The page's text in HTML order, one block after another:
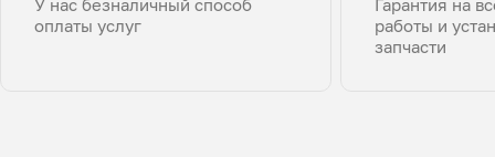
У нас безналичный способ
оплаты услуг
Гарантия на
работы и
запчасти